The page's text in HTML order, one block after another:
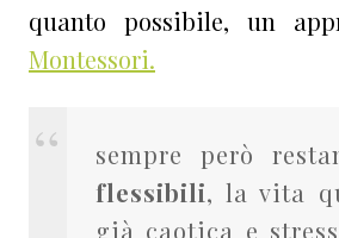
quanto possibile, un
Montessori.
sempre però
flessibili, la vita
già caotica e